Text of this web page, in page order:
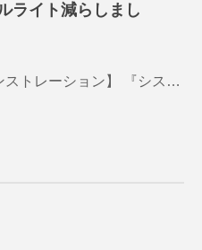
ライト減らしまし
ストレーション】 『シス…